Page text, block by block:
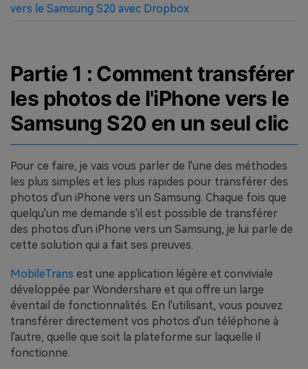
vers le Samsung S20 avec Dropbox
Partie 1 : Comment transférer
les photos de l'iPhone vers le
Samsung S20 en un seul clic
Pour ce faire, je vais vous parler de l'une des méthodes
les plus simples et les plus rapides pour transférer des
photos d'un iPhone vers un Samsung. Chaque fois que
quelqu'un me demande s'il est possible de transférer
des photos d'un iPhone vers un Samsung, je lui parle de
cette solution qui a fait ses preuves.
MobileTrans est une application légère et conviviale
développée par Wondershare et qui offre un large
éventail de fonctionnalités. En l'utilisant, vous pouvez
transférer directement vos photos d'un téléphone à
l'autre, quelle que soit la plateforme sur laquelle il
fonctionne.